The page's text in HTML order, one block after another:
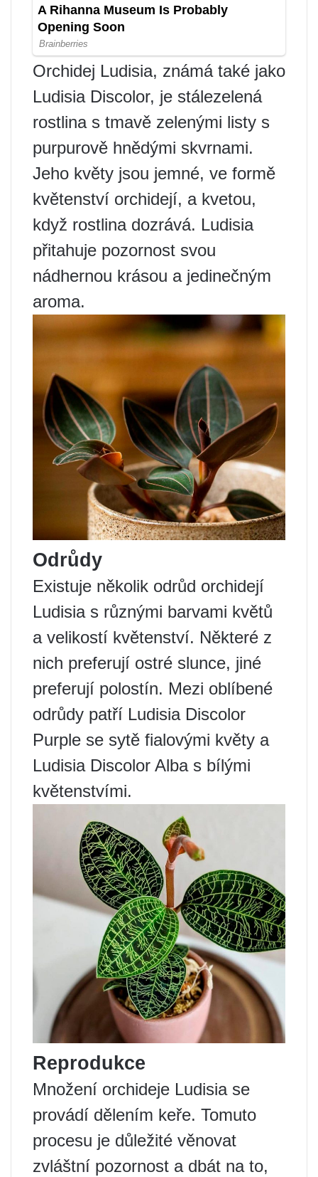
Orchidej Ludisia, známá také jako
Ludisia Discolor, je stálezelená
rostlina s tmavě zelenými listy s
purpurově hnědými skvrnami.
Jeho květy jsou jemné, ve formě
květenství orchidejí, a kvetou,
když rostlina dozrává. Ludisia
přitahuje pozornost svou
nádhernou krásou a jedinečným
aroma.
Odrůdy
Existuje několik odrůd orchidejí
Ludisia s různými barvami květů
a velikostí květenství. Některé z
nich preferují ostré slunce, jiné
preferují polostín. Mezi oblíbené
odrůdy patří Ludisia Discolor
Purple se sytě fialovými květy a
Ludisia Discolor Alba s bílými
květenstvími.
Reprodukce
Množení orchideje Ludisia se
provádí dělením keře. Tomuto
procesu je důležité věnovat
zvláštní pozornost a dbát na to,